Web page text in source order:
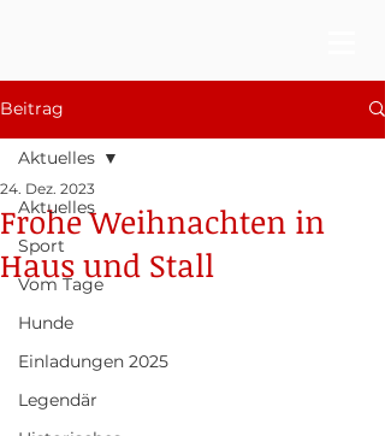
Beitrag
Aktuelles
Sport
Vom Tage
Hunde
Einladungen 2025
Legendär
Aktuelles
Frohe Weihnachten in
Haus und Stall
24. Dez. 2023